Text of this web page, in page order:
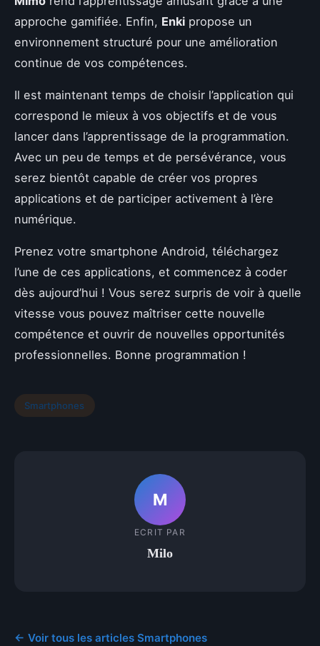
approche gamifiée. Enfin, Enki propose un
environnement structuré pour une amélioration
continue de vos compétences.
Il est maintenant temps de choisir l’application qui
correspond le mieux à vos objectifs et de vous
lancer dans l’apprentissage de la programmation.
Avec un peu de temps et de persévérance, vous
serez bientôt capable de créer vos propres
applications et de participer activement à l’ère
numérique.
Prenez votre smartphone Android, téléchargez
l’une de ces applications, et commencez à coder
dès aujourd’hui ! Vous serez surpris de voir à quelle
vitesse vous pouvez maîtriser cette nouvelle
compétence et ouvrir de nouvelles opportunités
professionnelles. Bonne programmation !
Smartphones
M
ECRIT PAR
Milo
← Voir tous les articles Smartphones